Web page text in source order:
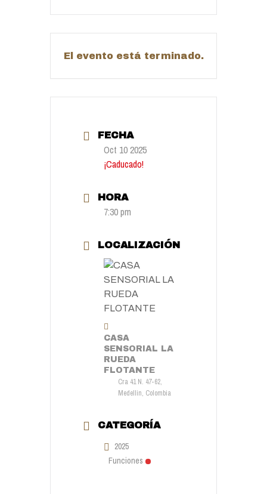
El evento está terminado.
FECHA
Oct 10 2025
¡Caducado!
HORA
7:30 pm
LOCALIZACIÓN
CASA
SENSORIAL LA
RUEDA
FLOTANTE
Cra 41 N. 47-62,
Medellin, Colombia
CATEGORÍA
2025
Funciones